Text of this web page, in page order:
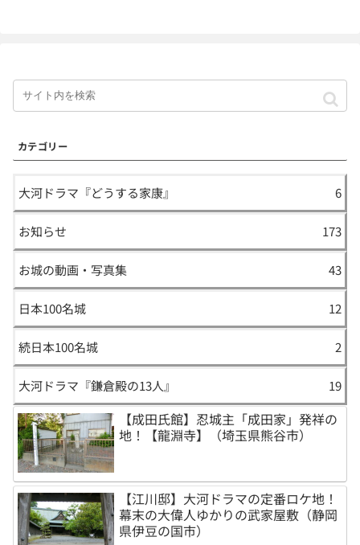
カテゴリー
大河ドラマ『どうする家康』 6
お知らせ 173
お城の動画・写真集 43
日本100名城 12
続日本100名城 2
大河ドラマ『鎌倉殿の13人』 19
【成田氏館】忍城主「成田家」発祥の
地！【龍淵寺】（埼玉県熊谷市）
【江川邸】大河ドラマの定番ロケ地！
幕末の大偉人ゆかりの武家屋敷（静岡
県伊豆の国市）